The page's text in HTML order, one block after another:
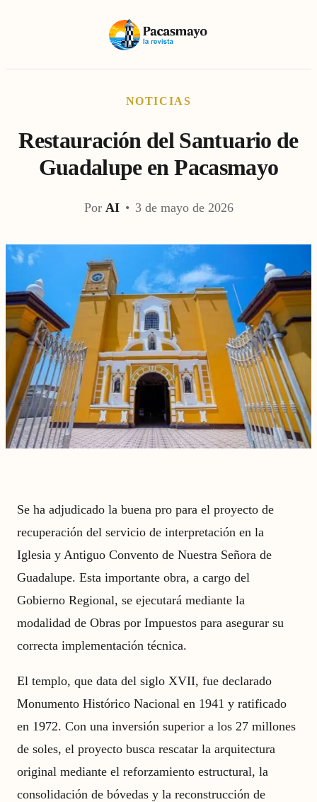
NOTICIAS
Restauración del Santuario de
Guadalupe en Pacasmayo
Por AI • 3 de mayo de 2026
Se ha adjudicado la buena pro para el proyecto de
recuperación del servicio de interpretación en la
Iglesia y Antiguo Convento de Nuestra Señora de
Guadalupe. Esta importante obra, a cargo del
Gobierno Regional, se ejecutará mediante la
modalidad de Obras por Impuestos para asegurar su
correcta implementación técnica.
El templo, que data del siglo XVII, fue declarado
Monumento Histórico Nacional en 1941 y ratificado
en 1972. Con una inversión superior a los 27 millones
de soles, el proyecto busca rescatar la arquitectura
original mediante el reforzamiento estructural, la
consolidación de bóvedas y la reconstrucción de